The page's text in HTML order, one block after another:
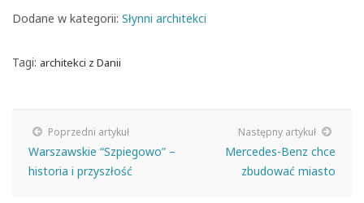
Dodane w kategorii: Słynni architekci
Tagi: architekci z Danii
Poprzedni artykuł
Warszawskie “Szpiegowo” –
historia i przyszłość
Następny artykuł
Mercedes-Benz chce
zbudować miasto